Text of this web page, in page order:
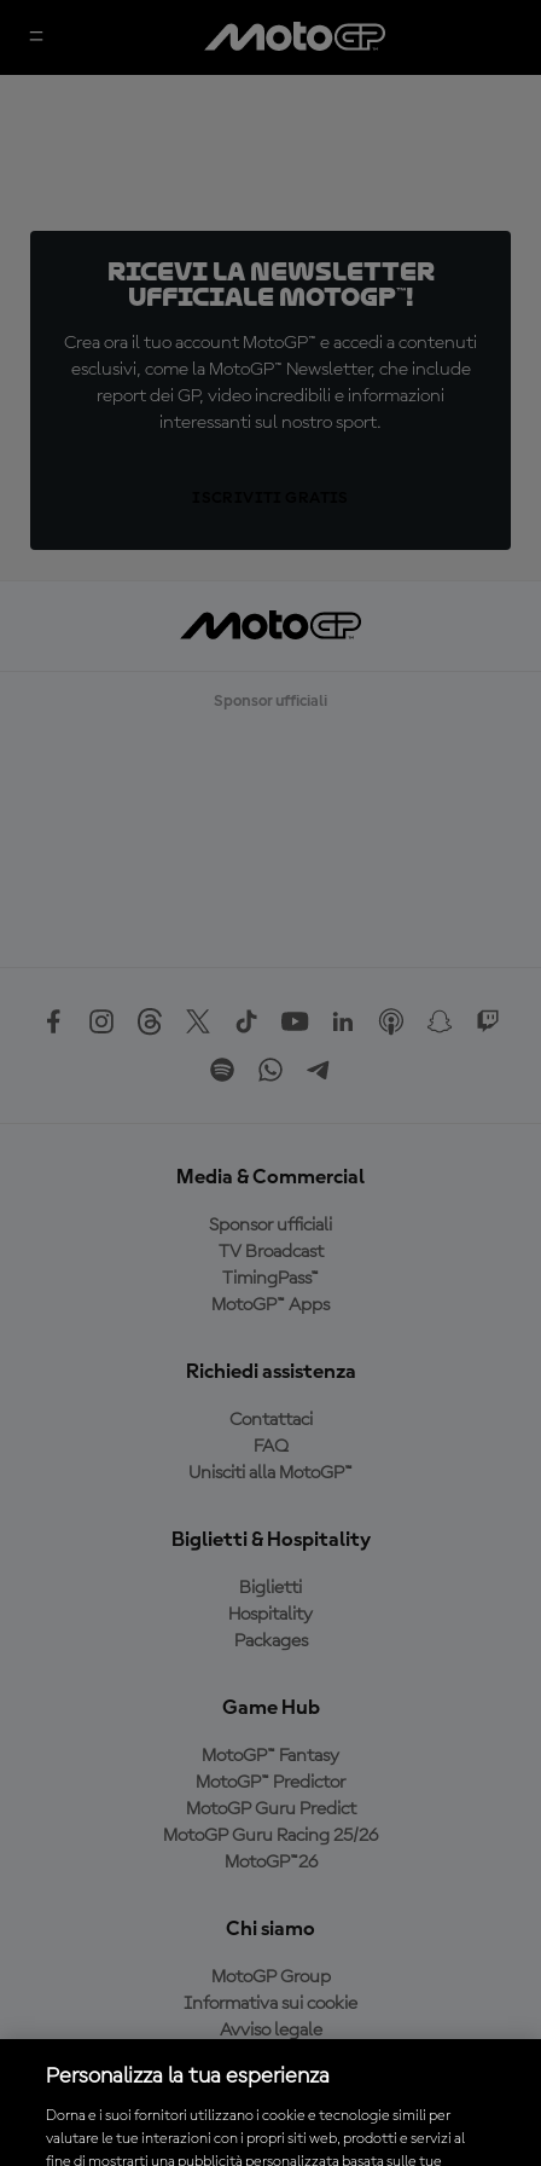
Ricevi la newsletter
ufficiale MotoGP™!
Crea ora il tuo account MotoGP™ e accedi a contenuti
esclusivi, come la MotoGP™ Newsletter, che include
report dei GP, video incredibili e informazioni
interessanti sul nostro sport.
Sponsor ufficiali
Media & Commercial
Sponsor ufficiali
TV Broadcast
TimingPass™
MotoGP™ Apps
Richiedi assistenza
Contattaci
FAQ
Unisciti alla MotoGP™
Biglietti & Hospitality
Biglietti
Hospitality
Packages
Game Hub
MotoGP™ Fantasy
MotoGP™ Predictor
MotoGP Guru Predict
MotoGP Guru Racing 25/26
MotoGP™26
Chi siamo
MotoGP Group
Informativa sui cookie
Avviso legale
Condizioni di acquisto
Personalizza la tua esperienza
Dorna e i suoi fornitori utilizzano i cookie e tecnologie simili per
valutare le tue interazioni con i propri siti web, prodotti e servizi al
fine di mostrarti una pubblicità personalizzata basata sulle tue